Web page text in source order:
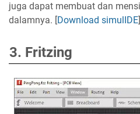
juga dapat membuat dan
dalamnya. [Download simulIDE
3. Fritzing